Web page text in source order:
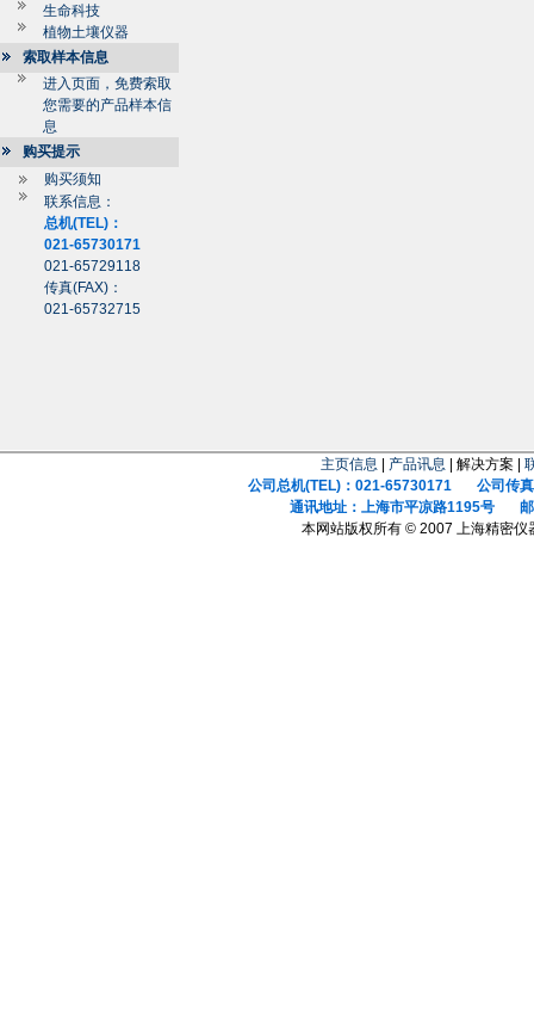
生命科技
植物土壤仪器
索取样本信息
进入页面，免费索取
您需要的产品样本信
息
购买提示
购买须知
联系信息：
总机(TEL)：
021-65730171
021-65729118
传真(FAX)：
021-65732715
主页信息 产品讯息 | 解决方案 |
公司总机(TEL)：021-65730171 公司传真
通讯地址：上海市平凉路1195号 邮
本网站版权所有 © 2007 上海精密仪